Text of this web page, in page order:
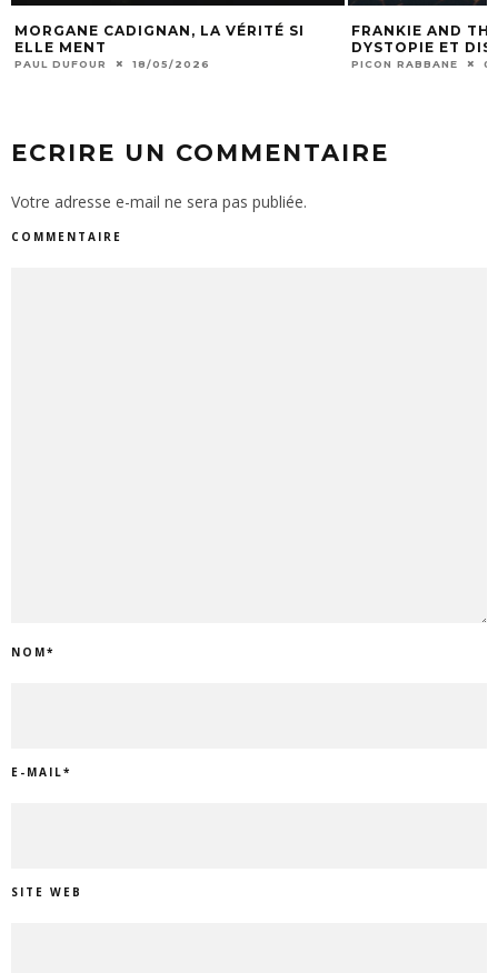
FRANKIE AND THE WITCH FINGERS :
DYSTOPIE ET DISTO-PUNK
PICON RABBANE 06/01/2026
BAGARRE : «
DE LOVE »
CHABLIS WINSTON
ECRIRE UN COMMENTAIRE
Votre adresse e-mail ne sera pas publiée.
COMMENTAIRE
NOM*
E-MAIL*
SITE WEB